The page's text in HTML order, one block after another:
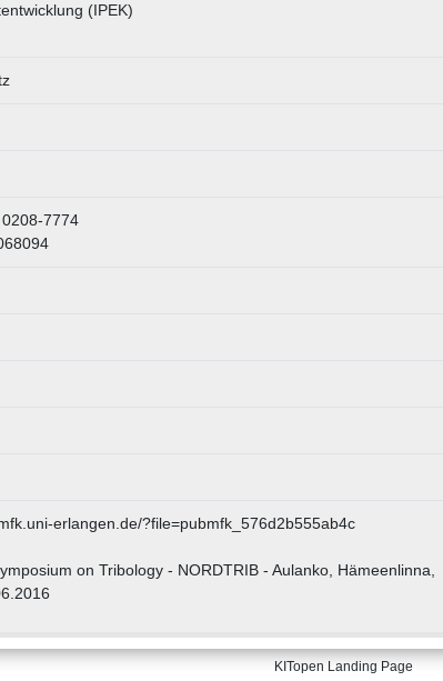
(IPEK)
7774
erlangen.de/?file=pubmfk_576d2b555ab4c
on Tribology - NORDTRIB - Aulanko, Hämeenlinna,
KITopen Landing Page